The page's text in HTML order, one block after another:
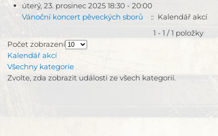
úterý, 23. prosinec 2025 18:30 - 20:00
Vánoční koncert pěveckých sborů
:: Kalendář akcí
1 - 1 / 1 položky
Počet zobrazení
Kalendář akcí
Všechny kategorie
Zvolte, zda zobrazit události ze všech kategorií.